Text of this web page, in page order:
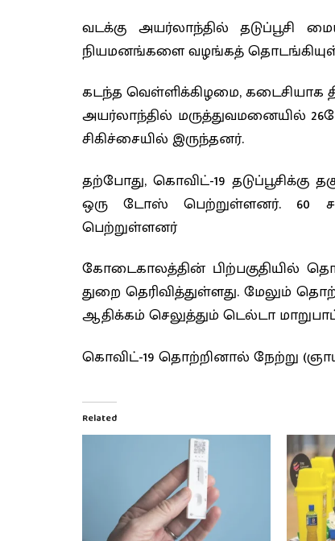
வடக்கு அயர்லாந்தில் தடுப்பூசி
நியமனங்களை வழங்கத்
கடந்த வெள்ளிக்கிழமை, கடைசியாக
அயர்லாந்தில் மருத்துவமனையில்
சிகிச்சையில் இருந்தனர்.
தற்போது, கொவிட்-19
ஒரு டோஸ் பெற்றுள்ளனர். 60
பெற்றுள்ளனர்
கோடைகாலத்தின் பிற்பகுதியில்
துறை தெரிவித்துள்ளது. மேலும்
ஆதிக்கம் செலுத்தும் டெல்டா
கொவிட்-19 தொற்றினால் நேற்று
Related